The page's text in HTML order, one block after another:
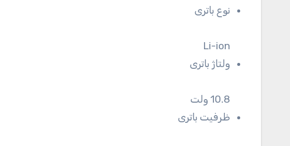
نوع باتری
Li-ion
ولتاژ باتری
10.8 ولت
ظرفیت باتری